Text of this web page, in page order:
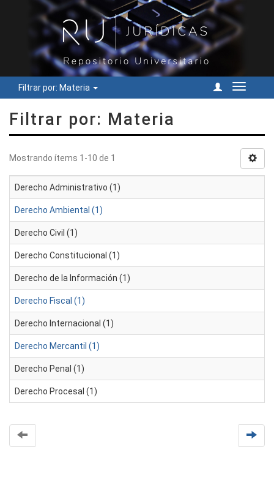
Filtrar por: Materia
Cambiar
Filtrar por: Materia
Mostrando ítems 1-10 de 1
Derecho Administrativo (1)
Derecho Ambiental (1)
Derecho Civil (1)
Derecho Constitucional (1)
Derecho de la Información (1)
Derecho Fiscal (1)
Derecho Internacional (1)
Derecho Mercantil (1)
Derecho Penal (1)
Derecho Procesal (1)